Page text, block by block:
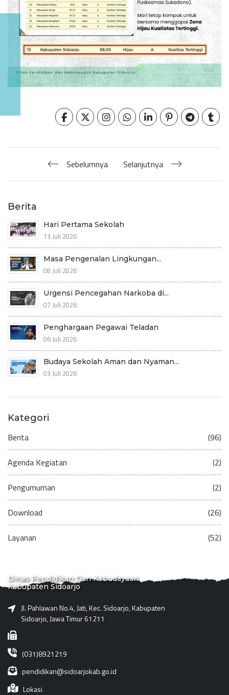
Sebelumnya Selanjutnya
Berita
Hari Pertama Sekolah
13 Juli 2026
Masa Pengenalan Lingkungan...
08 Juli 2026
Urgensi Pencegahan Narkoba di...
07 Juli 2026
Penghargaan Pegawai Teladan
06 Juli 2026
Budaya Sekolah Aman dan Nyaman...
03 Juli 2026
Kategori
Berita (96)
Agenda Kegiatan (2)
Pengumuman (2)
Download (26)
Layanan (52)
Dinas Pendidikan Dan Kebudayaan
Kabupaten Sidoarjo
Jl. Pahlawan No.4, Jati, Kec. Sidoarjo, Kabupaten
Sidoarjo, Jawa Timur 61211
(031)8921219
pendidikan@sidoarjokab.go.id
Lokasi